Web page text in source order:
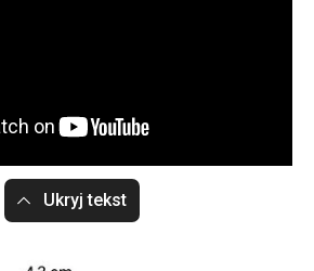
Ukryj tekst